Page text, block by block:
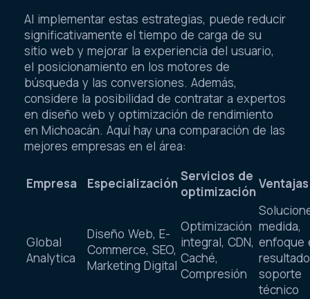
Al implementar estas estrategias, puede reducir
significativamente el tiempo de carga de su
sitio web y mejorar la experiencia del usuario,
el posicionamiento en los motores de
búsqueda y las conversiones. Además,
considere la posibilidad de contratar a expertos
en diseño web y optimización de rendimiento
en Michoacán. Aquí hay una comparación de las
mejores empresas en el área:
Empresa EspecializaciónServicios de
optimización
Ventajas
Global
Analytica
Diseño Web, E-
Commerce, SEO,
Marketing Digital
Optimización
integral, CDN,
Caché,
Compresión
medida,
enfoque
soporte
técnico